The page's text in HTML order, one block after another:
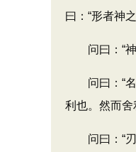
曰：“形者神
问曰：“神
问曰：“名
利也。然而
问曰：“刃